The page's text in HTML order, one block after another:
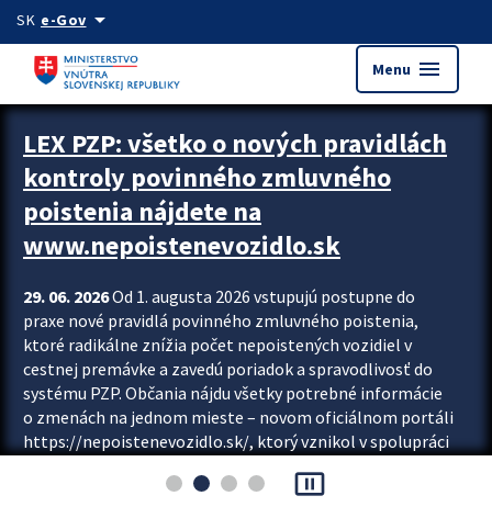
Preskocit na hlavný obsah
SK e-Govarrow_drop_down
Menu menu
Zastavit automatický posun upútavok
LEX PZP: všetko o nových pravidlách
kontroly povinného zmluvného
poistenia nájdete na
www.nepoistenevozidlo.sk
29. 06. 2026Od 1. augusta 2026 vstupujú postupne do
praxe nové pravidlá povinného zmluvného poistenia,
ktoré radikálne znížia počet nepoistených vozidiel v
cestnej premávke a zavedú poriadok a spravodlivosť do
systému PZP. Občania nájdu všetky potrebné informácie
o zmenách na jednom mieste – novom oficiálnom portáli
https://nepoistenevozidlo.sk/, ktorý vznikol v spolupráci
asociácie poisťovní (SLASPO) a Ministerstva vnútra SR.
pause_presentation